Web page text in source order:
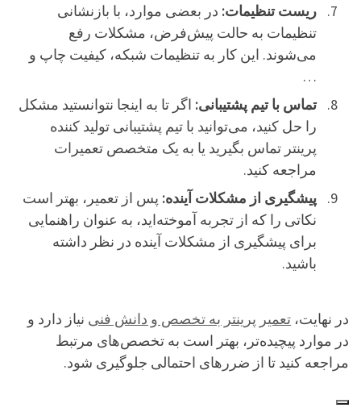
ریست تنظیمات: در بعضی موارد، با بازنشانی
تنظیمات به حالت پیش‌فرض، مشکلات رفع
می‌شوند. این کار به تنظیمات شبکه، کیفیت چاپ و
…
تماس با تیم پشتیبانی: اگر تا به اینجا نتوانستید مشکل
را حل کنید، می‌توانید با تیم پشتیبانی تولید کننده
پرینتر تماس بگیرید یا به یک متخصص تعمیرات
مراجعه کنید.
پیشگیری از مشکلات آینده: پس از تعمیر، بهتر است
نکاتی را که از تجربه آموخته‌اید، به عنوان راهنمایی
برای پیشگیری از مشکلات آینده در نظر داشته
باشید.
در نهایت، تعمیر پرینتر به تخصص و دانش فنی نیاز دارد و
در موارد پیچیده‌تر، بهتر است به تخصص‌های مرتبط
مراجعه کنید تا از ضررهای احتمالی جلوگیری شود.